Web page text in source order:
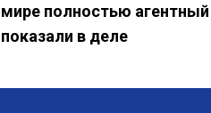
мире полностью
показали в деле